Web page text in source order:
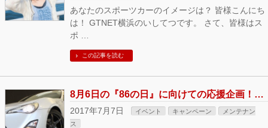
あなたのスポーツカーのイメージは？ 皆様こんにち
は！ GTNET横浜のいしてつです。 さて、皆様はス
ポ …
この記事を読む
8月6日の『86の日』に向けての応援企画！Acht(アハト)6を8,600円引きの大特価にてご提供！！GTNET横浜
2017年7月7日 イベント キャンペーン
メンテナン
ス